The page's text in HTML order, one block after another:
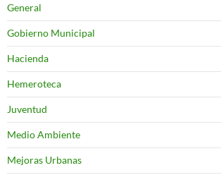
General
Gobierno Municipal
Hacienda
Hemeroteca
Juventud
Medio Ambiente
Mejoras Urbanas